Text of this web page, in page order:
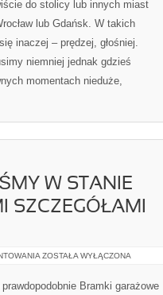
do stolicy lub innych miast
lub Gdańsk. W takich
inaczej – prędzej, głośniej.
niemniej jednak gdzieś
momentach nieduże,
W STANIE
SZCZEGÓŁAMI
W
JESTEŚMY
W
ZOSTAŁA WYŁĄCZONA
Bramki garażowe